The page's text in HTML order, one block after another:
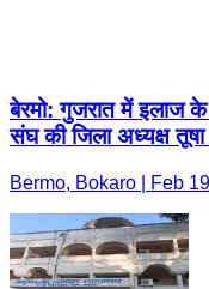
बेरमो: गुजरात में इलाज के
संघ की जिला अध्यक्ष
Bermo, Bokaro | Feb